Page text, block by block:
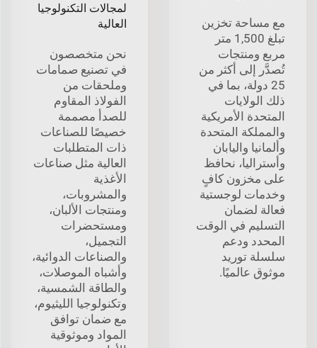
مع مساحة تخزين
تبلغ 1,500 متر
مربع ومنتجات
تُصدَّر إلى أكثر من
25 دولة، بما في
ذلك الولايات
المتحدة الأمريكية
والمملكة المتحدة
وألمانيا واليابان
وأستراليا، نحافظ
على مخزون كافٍ
وخدمات لوجستية
فعالة لضمان
التسليم في الوقت
المحدد ودعم
سلسلة توريد
موثوق عالميًا.
لمجالات التكنولوجيا
العالية
نحن متخصصون
في تصنيع صمامات
وملحقات من
الفولاذ المقاوم
للصدأ مصممة
خصيصًا للصناعات
ذات المتطلبات
العالية مثل صناعات
الأغذية
والمشروبات،
ومنتجات الألبان،
ومستحضرات
التجميل،
والصناعات الدوائية،
وأشباه الموصلات،
والطاقة الشمسية،
وتكنولوجيا الليثيوم،
مع ضمان توافق
المواد وموثوقية